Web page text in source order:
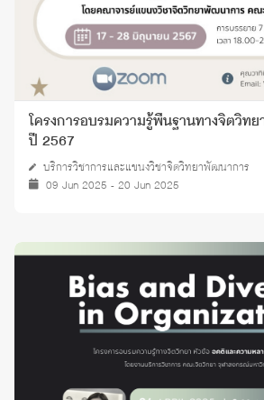
โครงการอบรมความรู้พื้นฐานทางจิตวิท
ปี 2567
บริการวิชาการและแขนงวิชาจิตวิทยาพัฒนาการ
09 Jun 2025 - 20 Jun 2025